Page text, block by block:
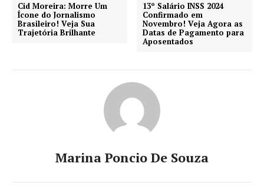
Cid Moreira: Morre Um
Ícone do Jornalismo
Brasileiro! Veja Sua
Trajetória Brilhante
13º Salário INSS 2024
Confirmado em
Novembro! Veja Agora as
Datas de Pagamento para
Aposentados
Marina Poncio De Souza